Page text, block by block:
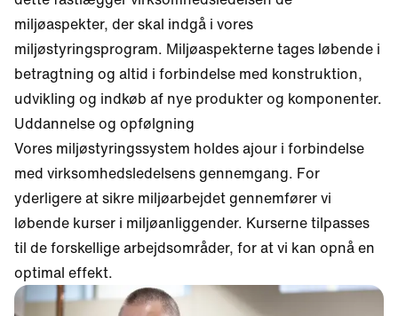
miljøaspekter, der skal indgå i vores
miljøstyringsprogram. Miljøaspekterne tages løbende i
betragtning og altid i forbindelse med konstruktion,
udvikling og indkøb af nye produkter og komponenter.
Uddannelse og opfølgning
Vores miljøstyringssystem holdes ajour i forbindelse
med virksomhedsledelsens gennemgang. For
yderligere at sikre miljøarbejdet gennemfører vi
løbende kurser i miljøanliggender. Kurserne tilpasses
til de forskellige arbejdsområder, for at vi kan opnå en
optimal effekt.